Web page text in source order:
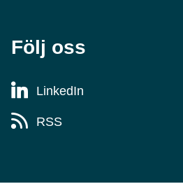
Följ oss
LinkedIn
RSS